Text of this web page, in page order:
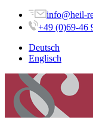
info@heil-
+49 (0)69-46
Deutsch
Englisch